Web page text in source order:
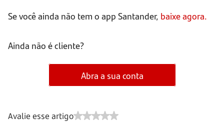
Se você ainda não tem o app Santander, baixe agora.
Ainda não é cliente?
Abra a sua conta
Avalie esse artigo